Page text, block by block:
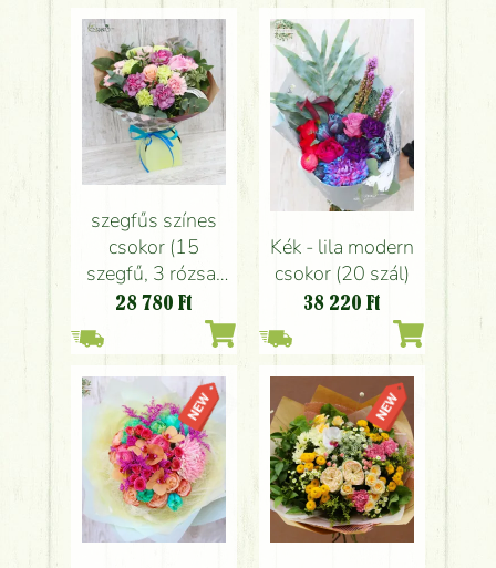
szegfűs színes
csokor (15
szegfű, 3 rózsa)
papírvázával
28 780 Ft
Kék - lila modern
csokor (20 szál)
38 220 Ft